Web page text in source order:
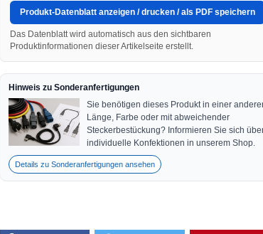
Produkt-Datenblatt anzeigen / drucken / als PDF speichern
Das Datenblatt wird automatisch aus den sichtbaren
Produktinformationen dieser Artikelseite erstellt.
Hinweis zu Sonderanfertigungen
Sie benötigen dieses Produkt in einer
Länge, Farbe oder mit abweichender
Steckerbestückung? Informieren Sie sich
individuelle Konfektionen in unserem Shop.
Details zu Sonderanfertigungen ansehen